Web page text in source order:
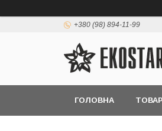
+380 (98) 894-11-99
ГОЛОВНА